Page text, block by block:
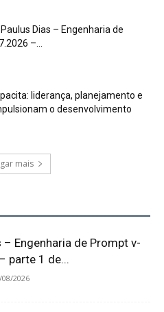
Dias – Engenharia de
–...
liderança, planejamento e
o desenvolvimento
mais
– Engenharia de Prompt v-
parte 1 de...
08/2026